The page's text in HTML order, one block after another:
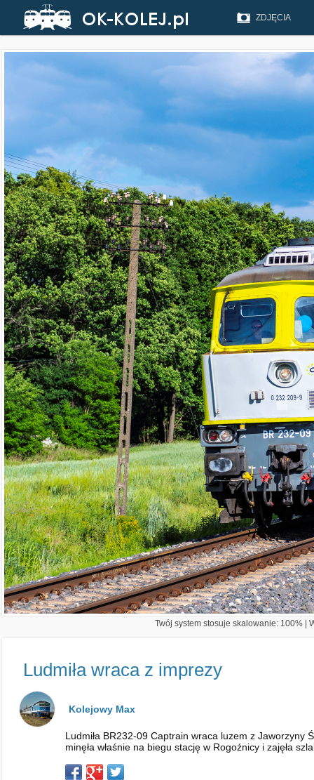
ZDJĘCIA
Twój system stosuje skalowanie: 100% |
Ludmiła wraca z imprezy
Kolejowy Max
Ludmiła BR232-09 Captrain wraca luzem z
minęła właśnie na biegu stację w Rogoźnicy i zajęła